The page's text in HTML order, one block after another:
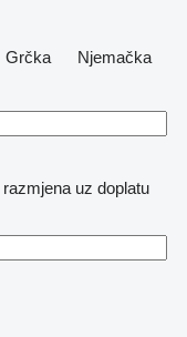
Grčka
Njemačka
razmjena uz doplatu